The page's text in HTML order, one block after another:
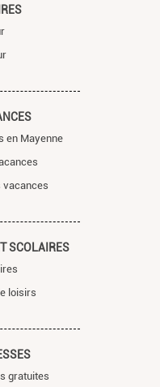
en Mayenne
vacances
SCOLAIRES
loisirs
gratuites